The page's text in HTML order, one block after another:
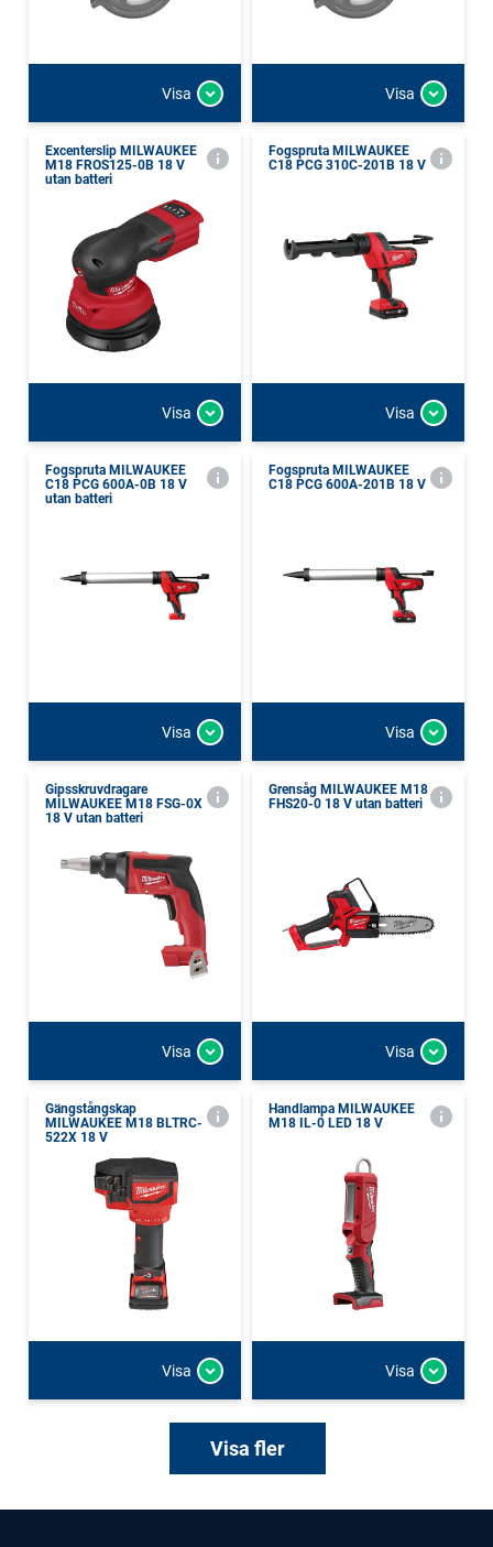
Visa Visa
Excenterslip MILWAUKEE
M18 FROS125-0B 18 V
utan batteri
Visa
Fogspruta MILWAUKEE
C18 PCG 310C-201B 18 V
Visa
Fogspruta MILWAUKEE
C18 PCG 600A-0B 18 V
utan batteri
Visa
Fogspruta MILWAUKEE
C18 PCG 600A-201B 18 V
Visa
Gipsskruvdragare
MILWAUKEE M18 FSG-0X
18 V utan batteri
Visa
Grensåg MILWAUKEE M18
FHS20-0 18 V utan batteri
Visa
Gängstångskap
MILWAUKEE M18 BLTRC-
522X 18 V
Visa
Handlampa MILWAUKEE
M18 IL-0 LED 18 V
Visa
Visa fler